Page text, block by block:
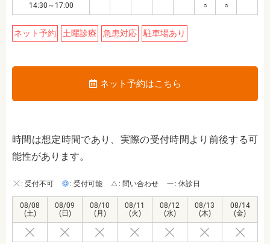
14:30～17:00 ○ ○
ネット予約 土曜診療 急患対応 駐車場あり
ネット予約はこちら
時間は想定時間であり、実際の受付時間より前後する可
能性があります。
: 受付不可 : 受付可能 : 問い合わせ : 休診日
08/08
(土)
08/09
(日)
08/10
(月)
08/11
(火)
08/12
(水)
08/13
(木)
08/14
(金)